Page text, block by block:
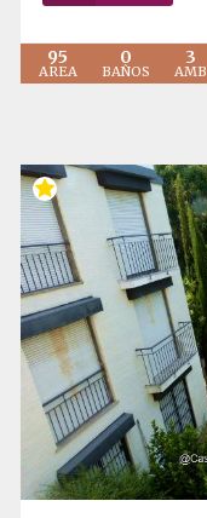
95
AREA
0
BAÑOS
3
AMB